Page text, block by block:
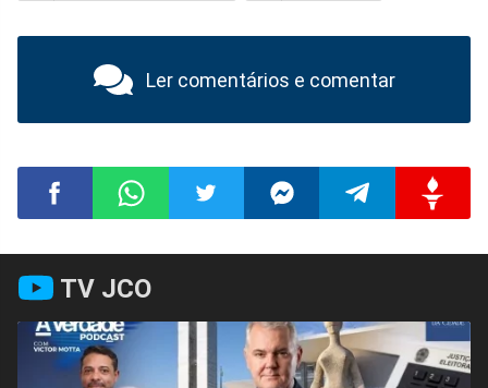
Ler comentários e comentar
Compartilhar
no
Facebook
no
Whatsapp
no
Twitter
no
Messenger
no
Telegram
no
Gettr
TV JCO